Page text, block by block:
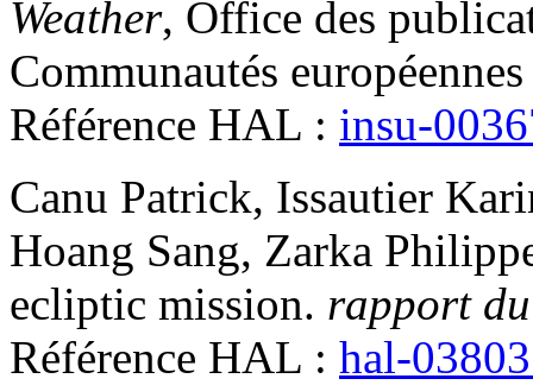
Weather, Office des
Communautés
Référence HAL : insu-
Canu Patrick, Issautier
Hoang Sang, Zarka
ecliptic mission. rapport
Référence HAL : hal-